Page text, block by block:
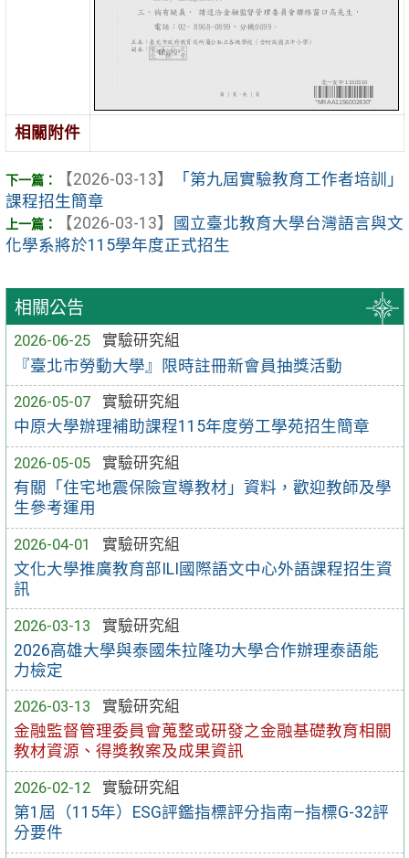
相關公告
2026-06-25
實驗研究組
『臺北市勞動大學』限時註冊新會員抽獎活動
2026-05-07
實驗研究組
中原大學辦理補助課程115年度勞工學苑招生簡章
2026-05-05
實驗研究組
有關「住宅地震保險宣導教材」資料，歡迎教師及學
生參考運用
2026-04-01
實驗研究組
文化大學推廣教育部ILI國際語文中心外語課程招生資
訊
2026-03-13
實驗研究組
2026高雄大學與泰國朱拉隆功大學合作辦理泰語能
力檢定
2026-03-13
實驗研究組
金融監督管理委員會蒐整或研發之金融基礎教育相關
教材資源、得獎教案及成果資訊
2026-02-12
實驗研究組
第1屆（115年）ESG評鑑指標評分指南—指標G-32評
分要件
相關附件
【2026-03-13】
「第九屆實驗教育工作者培訓」
課程招生簡章
【2026-03-13】
國立臺北教育大學台灣語言與文
化學系將於115學年度正式招生